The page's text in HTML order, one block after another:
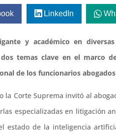
LinkedIn
y académico en
temas clave en el marco
de los funcionarios
la Corte Suprema invitó al
especializadas en litigación
estado de la inteligencia